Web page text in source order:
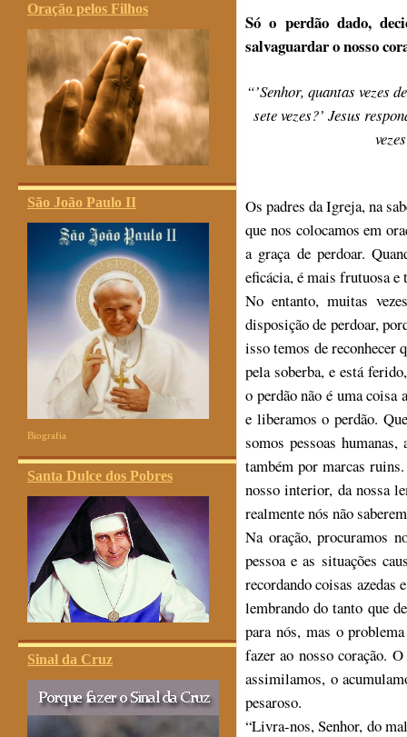
Oração pelos Filhos
São João Paulo II
Biografia
Santa Dulce dos Pobres
Sinal da Cruz
Só o perdão dado,
salvaguardar o nosso
“’Senhor, quantas vezes
sete vezes?’ Jesus
Os padres da Igreja, na
que nos colocamos em
a graça de perdoar.
eficácia, é mais frutuosa e
No entanto, muitas
disposição de perdoar,
isso temos de reconhecer
pela soberba, e está
o perdão não é uma
e liberamos o perdão.
somos pessoas
também por marcas
nosso interior, da nossa
realmente nós não
Na oração, procuramos
pessoa e as situações
recordando coisas azedas
lembrando do tanto que
para nós, mas o
fazer ao nosso coração.
assimilamos, o
pesaroso.
“Livra-nos, Senhor, do